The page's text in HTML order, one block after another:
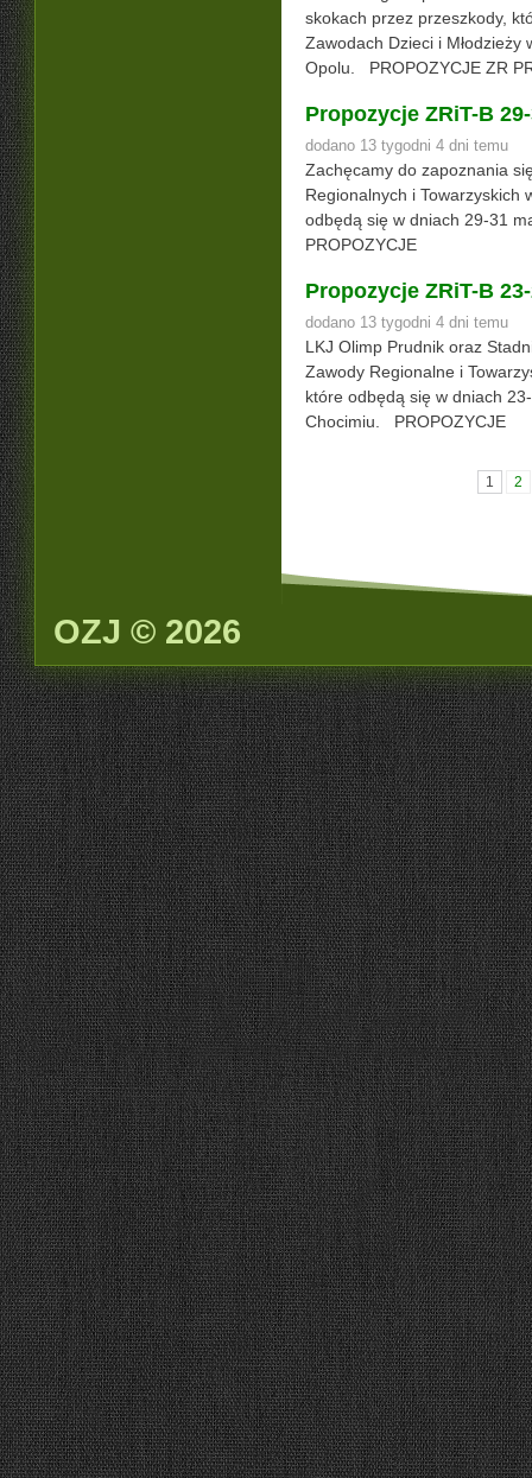
skokach przez przeszkody,
Zawodach Dzieci i
Opolu. PROPOZYCJE ZR
Propozycje ZRiT-B
dodano 13 tygodni 4 dni temu
Zachęcamy do zapoznania
Regionalnych i Towarzyskich
odbędą się w dniach 29-31
PROPOZYCJE
Propozycje ZRiT-B
dodano 13 tygodni 4 dni temu
LKJ Olimp Prudnik oraz
Zawody Regionalne i
które odbędą się w dniach
Chocimiu. PROPOZYCJE
1 2
OZJ © 2026